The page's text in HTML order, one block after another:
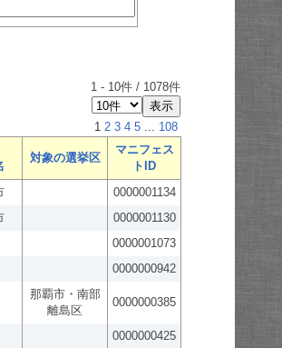
1 - 10件 / 1078件
1 2 3 4 5 ... 108
対象の選挙区
マニフェス
トID
0000001134
0000001130
0000001073
0000000942
那覇市・南部
離島区
0000000385
0000000425